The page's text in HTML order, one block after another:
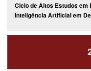
Ciclo de Altos Estudos em
Inteligência Artificial em